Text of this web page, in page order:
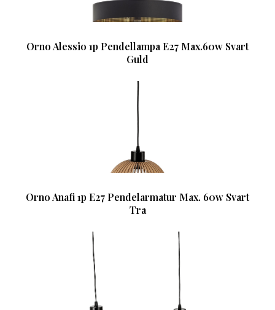
Orno Alessio 1p Pendellampa E27 Max.60w Svart
Guld
Orno Anafi 1p E27 Pendelarmatur Max. 60w Svart
Tra